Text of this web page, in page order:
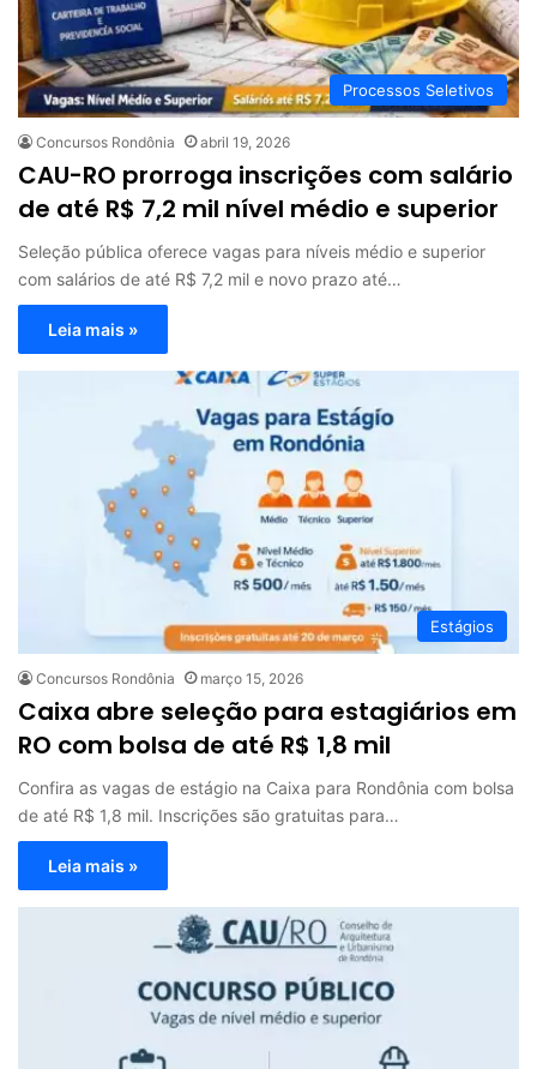
Processos Seletivos
Concursos Rondônia abril 19, 2026
CAU-RO prorroga inscrições com salário
de até R$ 7,2 mil nível médio e superior
Seleção pública oferece vagas para níveis médio e superior
com salários de até R$ 7,2 mil e novo prazo até…
Leia mais »
Estágios
Concursos Rondônia março 15, 2026
Caixa abre seleção para estagiários em
RO com bolsa de até R$ 1,8 mil
Confira as vagas de estágio na Caixa para Rondônia com bolsa
de até R$ 1,8 mil. Inscrições são gratuitas para…
Leia mais »